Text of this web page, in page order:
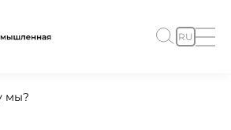
RU
мы?